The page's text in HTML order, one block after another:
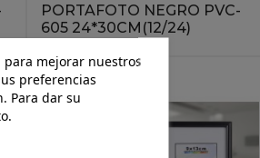
PORTAFOTO NEGRO PVC-
605 24*30CM(12/24)
para mejorar nuestros
preferencias
Para dar su